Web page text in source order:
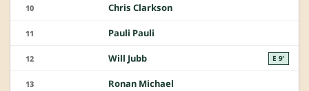
10 Chris Clarkson
11 Pauli Pauli
12 Will Jubb E 9'
13 Ronan Michael